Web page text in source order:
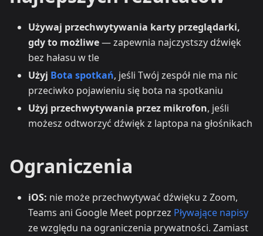
Używaj przechwytywania karty przeglądarki,
gdy to możliwe— zapewnia najczystszy dźwięk
bez hałasu w tle
Użyj Bota spotkań, jeśli Twój zespół nie ma nic
przeciwko pojawieniu się bota na spotkaniu
Użyj przechwytywania przez mikrofon, jeśli
możesz odtworzyć dźwięk z laptopa na głośnikach
Ograniczenia
iOS: nie może przechwytywać dźwięku z Zoom,
Teams ani Google Meet poprzez Pływające napisy
ze względu na ograniczenia prywatności. Zamiast